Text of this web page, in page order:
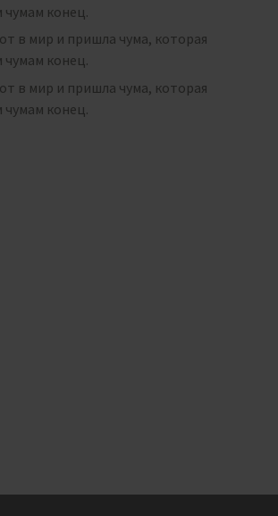
конец.
в мир и пришла чума, которая
конец.
в мир и пришла чума, которая
конец.